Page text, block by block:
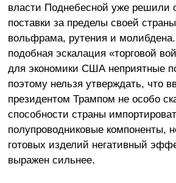
власти Поднебесной уже решили
поставки за пределы своей
вольфрама, рутения и
подобная эскалация «торговой
для экономики США неприятные
поэтому нельзя утверждать, что
президентом Трампом не особо
способности страны
полупроводниковые компоненты,
готовых изделий негативный
выражен сильнее.